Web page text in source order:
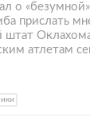
о
прислать
атлетам